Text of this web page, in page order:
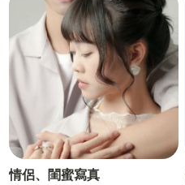
情侶、閨蜜寫真